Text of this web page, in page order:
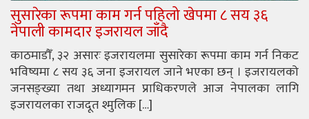
सुसारेका रूपमा काम गर्न पहिलो खेपमा ८ सय ३६
नेपाली कामदार इजरायल जाँदै
काठमाडौँ, ३२ असारः इजरायलमा सुसारेका रूपमा काम गर्न निकट
भविष्यमा ८ सय ३६ जना इजरायल जाने भएका छन् । इजरायलको
जनसङ्ख्या तथा अध्यागमन प्राधिकरणले आज नेपालका लागि
इजरायलका राजदूत श्मुलिक […]